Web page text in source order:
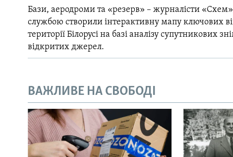
Бази, аеродроми та «резерв» – журналісти
службою створили інтерактивну мапу ключових
території Білорусі на базі аналізу супутникових
відкритих джерел.
ВАЖЛИВЕ НА СВОБОДІ